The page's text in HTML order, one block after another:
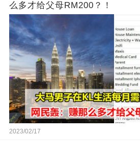
么多才给父母RM200？！
2023/02/17